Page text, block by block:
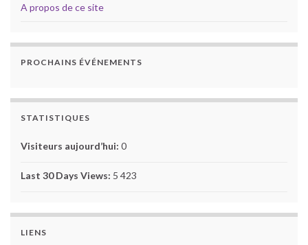
A propos de ce site
PROCHAINS ÉVÉNEMENTS
STATISTIQUES
Visiteurs aujourd’hui: 0
Last 30 Days Views: 5 423
LIENS